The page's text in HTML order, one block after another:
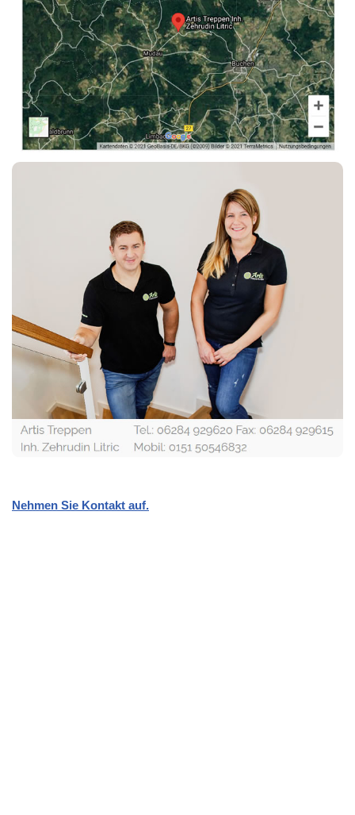
Nehmen Sie Kontakt auf.